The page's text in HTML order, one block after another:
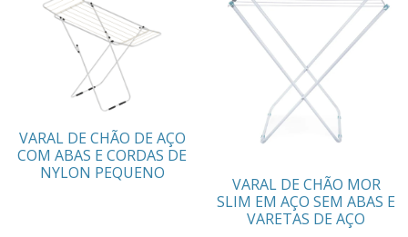
VARAL DE CHÃO DE AÇO
COM ABAS E CORDAS DE
NYLON PEQUENO
VARAL DE CHÃO MOR
SLIM EM AÇO SEM ABAS E
VARETAS DE AÇO